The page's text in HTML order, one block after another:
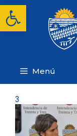
Abrir
Saltar
contenido
Menú
3